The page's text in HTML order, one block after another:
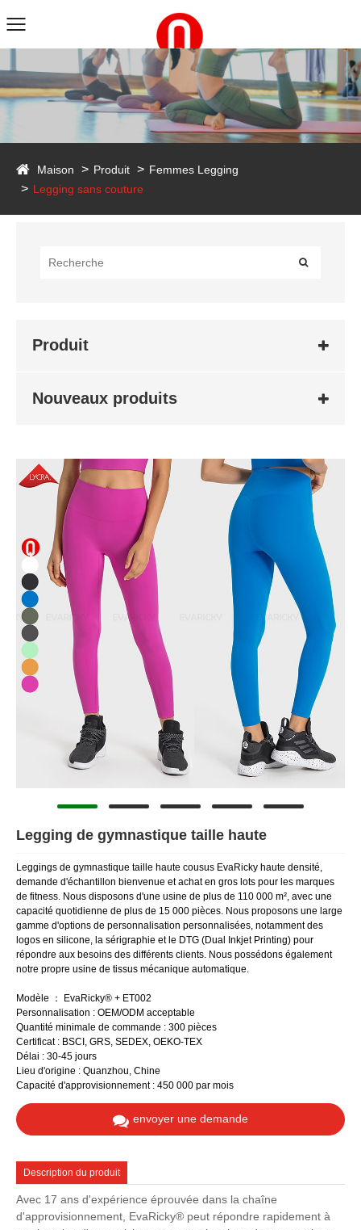
Maison Produit
Femmes Legging
Legging sans couture
Produit
Nouveaux produits
Legging de gymnastique taille haute
Leggings de gymnastique taille haute cousus EvaRicky haute densité,
demande d'échantillon bienvenue et achat en gros lots pour les marques
de fitness. Nous disposons d'une usine de plus de 110 000 m², avec une
capacité quotidienne de plus de 15 000 pièces. Nous proposons une large
gamme d'options de personnalisation personnalisées, notamment des
logos en silicone, la sérigraphie et le DTG (Dual Inkjet Printing) pour
répondre aux besoins des différents clients. Nous possédons également
notre propre usine de tissus mécanique automatique.
Modèle ： EvaRicky® + ET002
Personnalisation : OEM/ODM acceptable
Quantité minimale de commande : 300 pièces
Certificat : BSCI, GRS, SEDEX, OEKO-TEX
Délai : 30-45 jours
Lieu d'origine : Quanzhou, Chine
Capacité d'approvisionnement : 450 000 par mois
envoyer une demande
Description du produit
Avec 17 ans d'expérience éprouvée dans la chaîne
d'approvisionnement, EvaRicky® peut répondre rapidement à